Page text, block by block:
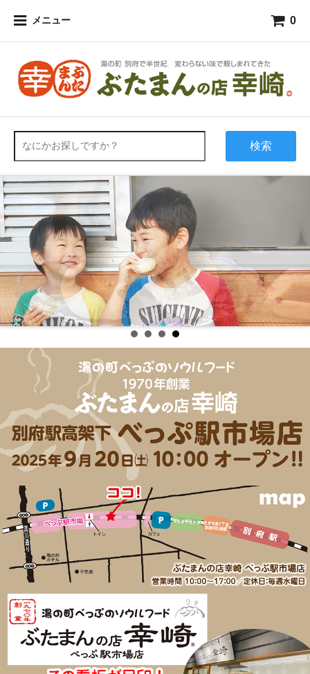
メニュー 0
検索